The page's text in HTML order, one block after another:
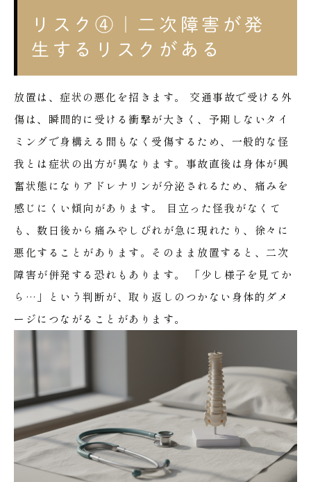
リスク④｜二次障害が発
生するリスクがある
放置は、症状の悪化を招きます。
交通事故で受ける外
傷は、瞬間的に受ける衝撃が大きく、予期しないタイ
ミングで身構える間もなく受傷するため、一般的な怪
我とは症状の出方が異なります。事故直後は身体が興
奮状態になりアドレナリンが分泌されるため、痛みを
感じにくい傾向があります。
目立った怪我がなくて
も、数日後から痛みやしびれが急に現れたり、徐々に
悪化することがあります。そのまま放置すると、二次
障害が併発する恐れもあります。
「少し様子を見てか
ら…」という判断が、取り返しのつかない身体的ダメ
ージにつながることがあります。